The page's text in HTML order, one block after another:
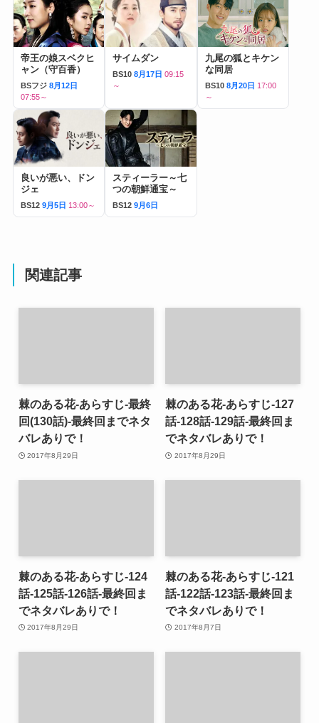
帝王の娘スベクヒ
ャン（守百香）
BSフジ 8月12日
07:55～
サイムダン
BS10 8月17日 09:15
～
九尾の狐とキケン
な同居
BS10 8月20日 17:00
～
良いが悪い、ドン
ジェ
BS12 9月5日 13:00～
スティーラー～七
つの朝鮮通宝～
BS12 9月6日
関連記事
棘のある花-あらすじ-最終
回(130話)-最終回までネタ
バレありで！
2017年8月29日
棘のある花-あらすじ-127
話-128話-129話-最終回ま
でネタバレありで！
2017年8月29日
棘のある花-あらすじ-124
話-125話-126話-最終回ま
でネタバレありで！
2017年8月29日
棘のある花-あらすじ-121
話-122話-123話-最終回ま
でネタバレありで！
2017年8月7日